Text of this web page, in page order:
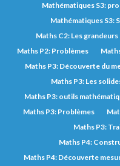
Mathématiques S3:
Mathématiques S3:
Maths C2: Les grandeurs
Maths P2: Problèmes
Maths P3: Découverte du
Maths P3: Les
Maths P3: outils
Maths P3: Problèmes
Maths P3:
Maths P4:
Maths P4: Découverte